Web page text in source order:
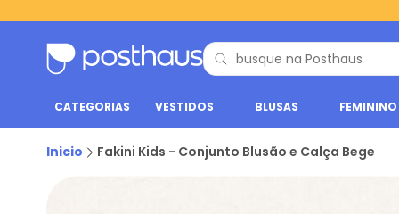
CATEGORIAS VESTIDOS BLUSAS FEMININO
Inicio Fakini Kids - Conjunto Blusão e Calça Bege